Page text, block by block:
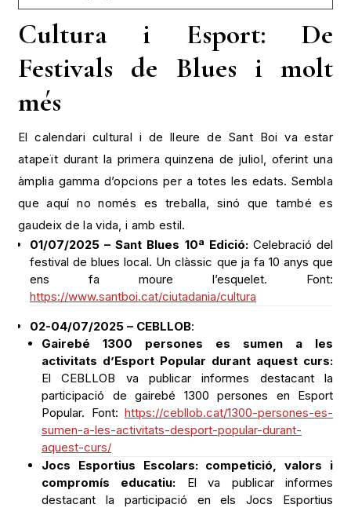
Cultura i Esport: De
Festivals de Blues i molt
més
El calendari cultural i de lleure de Sant Boi va estar
atapeït durant la primera quinzena de juliol, oferint una
àmplia gamma d’opcions per a totes les edats. Sembla
que aquí no només es treballa, sinó que també es
gaudeix de la vida, i amb estil.
01/07/2025 – Sant Blues 10ª Edició:Celebració del
festival de blues local. Un clàssic que ja fa 10 anys que
ens fa moure l’esquelet. Font:
https://www.santboi.cat/ciutadania/cultura
02-04/07/2025 – CEBLLOB:
Gairebé 1300 persones es sumen a les
activitats d’Esport Popular durant aquest curs:
El CEBLLOB va publicar informes destacant la
participació de gairebé 1300 persones en Esport
Popular. Font: https://cebllob.cat/1300-persones-es-
sumen-a-les-activitats-desport-popular-durant-
aquest-curs/
Jocs Esportius Escolars: competició, valors i
compromís educatiu: El va publicar informes
destacant la participació en els Jocs Esportius